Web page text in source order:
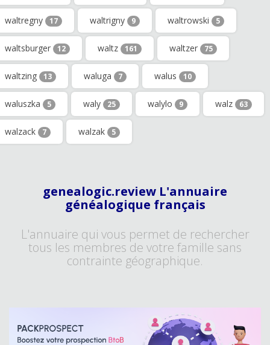
waltregny 17 waltrigny 9 waltrowski 5
waltsburger 12 waltz 161 waltzer 75
waltzing 13 waluga 7 walus 10
waluszka 5 waly 25 walylo 9 walz 63
walzack 7 walzak 5
genealogic.review L'annuaire
généalogique français
L'annuaire qui vous permet de rechercher
tous les membres de votre famille sans
contrainte géographique.